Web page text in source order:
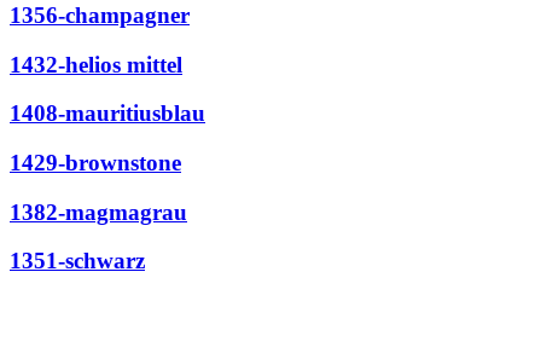
1356-champagner
1432-helios mittel
1408-mauritiusblau
1429-brownstone
1382-magmagrau
1351-schwarz